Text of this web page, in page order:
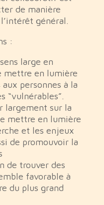
de manière
général.
:
large en
mettre en lumière
personnes à la
“vulnérables”.
largement sur la
mettre en lumière
et les enjeux
de promouvoir la
de trouver des
favorable à
du plus grand